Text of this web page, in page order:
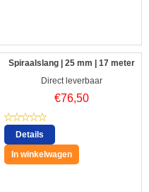
Spiraalslang | 25 mm | 17 meter
Direct leverbaar
€76,50
Details
In winkelwagen